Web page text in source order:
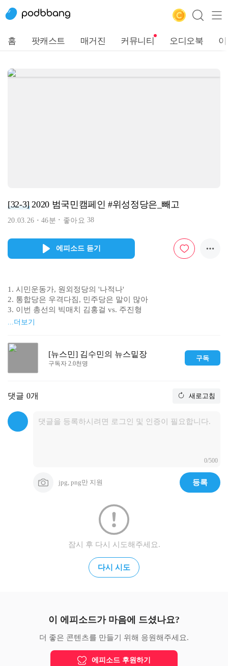
홈 팟캐스트 매거진 커뮤니티 오디오북
[32-3]2020 범국민캠페인 #위성정당은_빼고
20.03.26 46분 좋아요38
에피소드 듣기
1. 시민운동가, 원외정당의 '나적나'
2. 통합당은 우격다짐, 민주당은 말이 많아
3. 이번 총선의 빅매치 김홍걸 vs. 주진형
4. 밥 먹을 때도 놀러갈 때도 '위성정당은 빼고'
...더보기
[뉴스민] 김수민의 뉴스밑장
구독자 2.0천명
구독
댓글 0개 새로고침
0/500
jpg, png만 지원 등록
잠시 후 다시 시도해주세요.
다시 시도
이 에피소드가 마음에 드셨나요?
더 좋은 콘텐츠를 만들기 위해 응원해주세요.
에피소드 후원하기